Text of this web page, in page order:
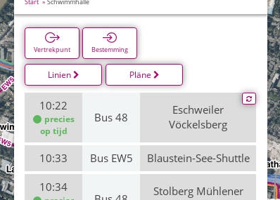
Vertrekpunt Bestemming
Linien Pläne
10:22
precies
op tijd
Bus 48
Eschweiler
Vöckelsberg
10:33 Bus EW5 Blaustein-See-Shuttle
10:34
Stolberg Mühlener